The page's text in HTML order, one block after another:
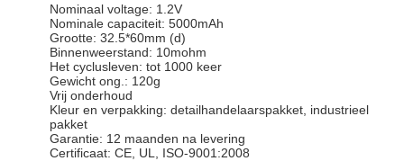
Nominaal voltage: 1.2V
Nominale capaciteit: 5000mAh
Grootte: 32.5*60mm (d)
Binnenweerstand: 10mohm
Het cyclusleven: tot 1000 keer
Gewicht ong.: 120g
Vrij onderhoud
Kleur en verpakking: detailhandelaarspakket, industrieel
pakket
Garantie: 12 maanden na levering
Certificaat: CE, UL, ISO-9001:2008